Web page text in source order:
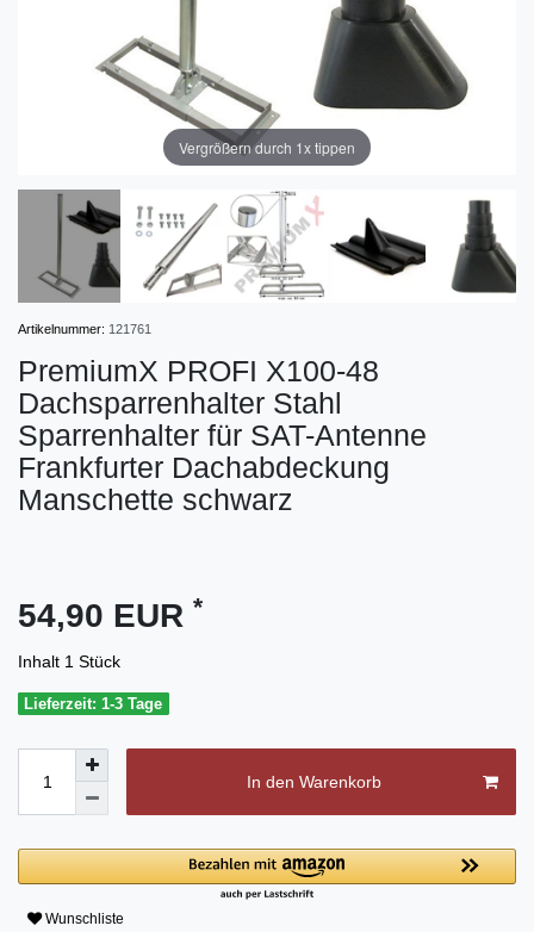
Vergrößern durch 1x tippen
Artikelnummer: 121761
PremiumX PROFI X100-48
Dachsparrenhalter Stahl
Sparrenhalter für SAT-Antenne
Frankfurter Dachabdeckung
Manschette schwarz
54,90 EUR *
Inhalt 1 Stück
Lieferzeit: 1-3 Tage
In den Warenkorb
Wunschliste